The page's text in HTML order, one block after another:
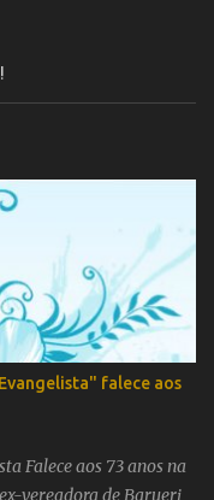
falece aos
Falece aos 73 anos na
vereadora de Barueri